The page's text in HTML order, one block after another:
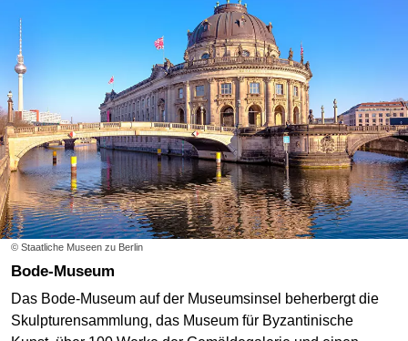
© Staatliche Museen zu Berlin
Bode-Museum
Das Bode-Museum auf der Museumsinsel beherbergt die
Skulpturensammlung, das Museum für Byzantinische